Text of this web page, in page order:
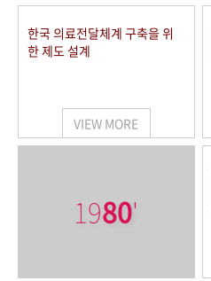
한국 의료전달체계 구축을 위
한 제도 설계
VIEW MORE
1980'